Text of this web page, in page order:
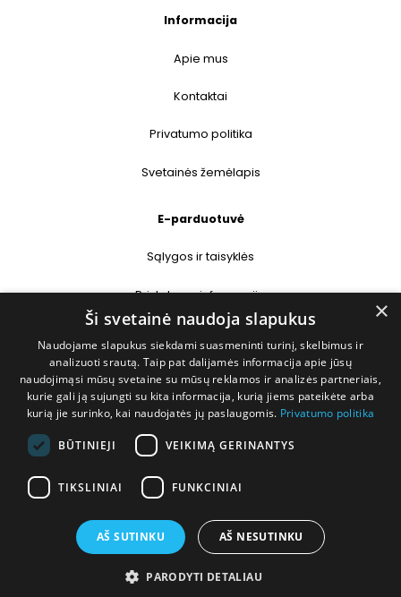
Informacija
Apie mus
Kontaktai
Privatumo politika
Svetainės žemėlapis
E-parduotuvė
Sąlygos ir taisyklės
Pristatymo informacija
Prekių grąžinimas
Kontaktai
+370 677 31358
info@deshop.lt
Megėjų g. 5A, Žukiškių k., Trakų r.
×
Ši svetainė naudoja slapukus
Naudojame slapukus siekdami suasmeninti turinį, skelbimus ir
analizuoti srautą. Taip pat dalijamės informacija apie jūsų
naudojimąsi mūsų svetaine su mūsų reklamos ir analizės partneriais,
kurie gali ją sujungti su kita informacija, kurią jiems pateikėte arba
kurią jie surinko, kai naudojatės jų paslaugomis. Privatumo politika
BŪTINIEJI VEIKIMĄ GERINANTYS
TIKSLINIAI FUNKCINIAI
AŠ SUTINKU AŠ NESUTINKU
PARODYTI DETALIAU